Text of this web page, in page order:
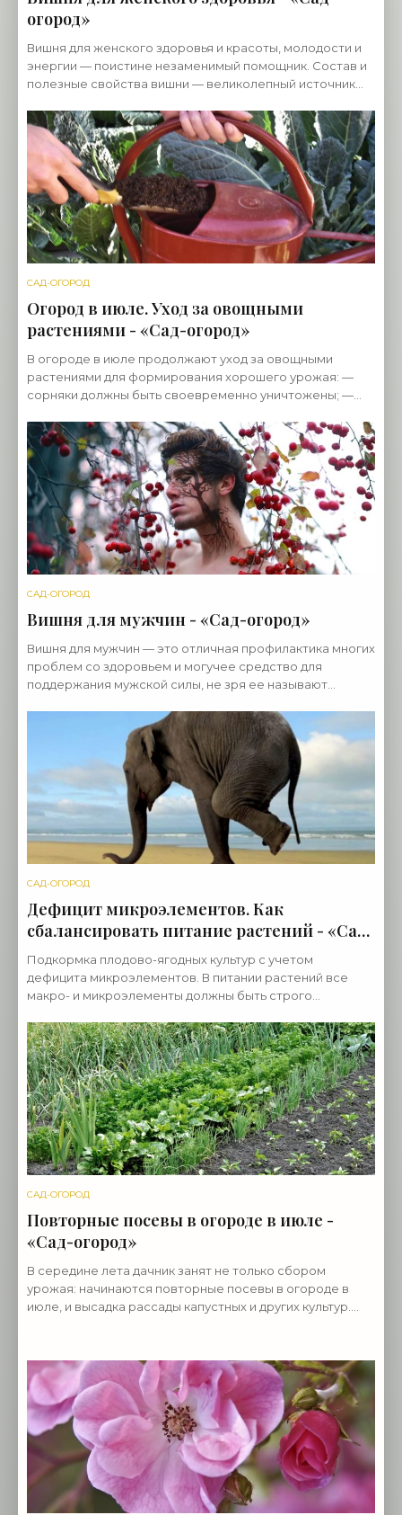
огород»
Вишня для женского здоровья и красоты, молодости и
энергии — поистине незаменимый помощник. Состав и
полезные свойства вишни — великолепный источник
САД-ОГОРОД
Огород в июле. Уход за овощными
растениями - «Сад-огород»
В огороде в июле продолжают уход за овощными
растениями для формирования хорошего урожая: —
сорняки должны быть своевременно уничтожены; —
хорошо
САД-ОГОРОД
Вишня для мужчин - «Сад-огород»
Вишня для мужчин — это отличная профилактика многих
проблем со здоровьем и могучее средство для
поддержания мужской силы, не зря ее называют
САД-ОГОРОД
Дефицит микроэлементов. Как
сбалансировать питание растений - «Сад-
огород»
Подкормка плодово-ягодных культур с учетом
дефицита микроэлементов. В питании растений все
макро- и микроэлементы должны быть строго
питательного элемента
САД-ОГОРОД
Повторные посевы в огороде в июле -
«Сад-огород»
В середине лета дачник занят не только сбором
урожая: начинаются повторные посевы в огороде в
июле, и высадка рассады капустных и других культур.